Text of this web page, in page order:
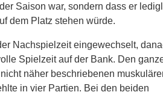
Saison war, sondern dass er
dem Platz stehen würde.
Nachspielzeit eingewechselt,
Spielzeit auf der Bank. Den
näher beschriebenen
in vier Partien. Bei den beiden